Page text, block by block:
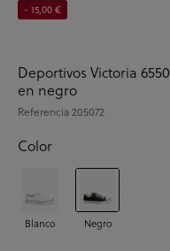
- 15,00 €
Deportivos Victoria 6550
en negro
Referencia205072
Color
Blanco Negro